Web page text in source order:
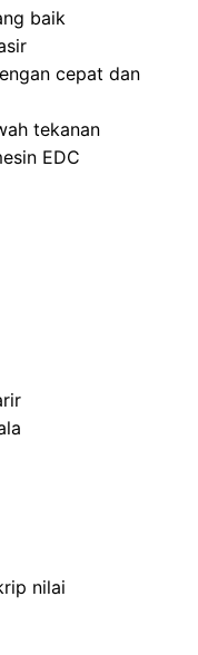
baik
cepat dan
tekanan
EDC
nilai